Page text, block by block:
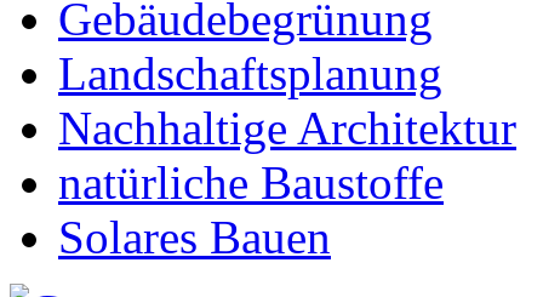
Gebäudebegrünung
Landschaftsplanung
Nachhaltige Architektur
natürliche Baustoffe
Solares Bauen